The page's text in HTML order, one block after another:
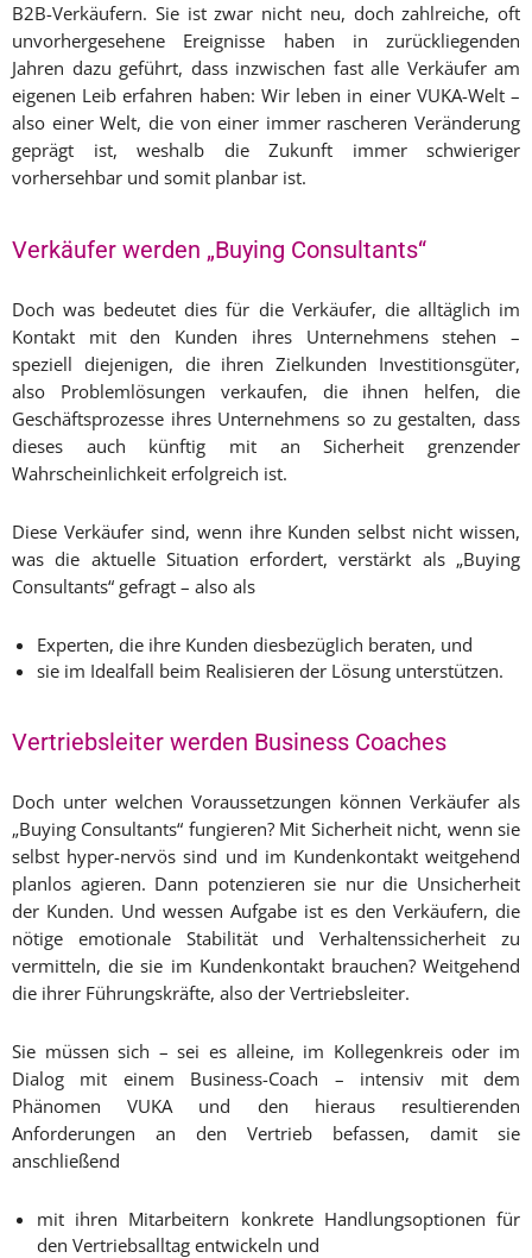
B2B-Verkäufern. Sie ist zwar nicht neu, doch zahlreiche, oft
unvorhergesehene Ereignisse haben in zurückliegenden
Jahren dazu geführt, dass inzwischen fast alle Verkäufer am
eigenen Leib erfahren haben: Wir leben in einer VUKA-Welt –
also einer Welt, die von einer immer rascheren Veränderung
geprägt ist, weshalb die Zukunft immer schwieriger
vorhersehbar und somit planbar ist.
Verkäufer werden „Buying Consultants“
Doch was bedeutet dies für die Verkäufer, die alltäglich im
Kontakt mit den Kunden ihres Unternehmens stehen –
speziell diejenigen, die ihren Zielkunden Investitionsgüter,
also Problemlösungen verkaufen, die ihnen helfen, die
Geschäftsprozesse ihres Unternehmens so zu gestalten, dass
dieses auch künftig mit an Sicherheit grenzender
Wahrscheinlichkeit erfolgreich ist.
Diese Verkäufer sind, wenn ihre Kunden selbst nicht wissen,
was die aktuelle Situation erfordert, verstärkt als „Buying
Consultants“ gefragt – also als
Experten, die ihre Kunden diesbezüglich beraten, und
sie im Idealfall beim Realisieren der Lösung unterstützen.
Vertriebsleiter werden Business Coaches
Doch unter welchen Voraussetzungen können Verkäufer als
„Buying Consultants“ fungieren? Mit Sicherheit nicht, wenn sie
selbst hyper-nervös sind und im Kundenkontakt weitgehend
planlos agieren. Dann potenzieren sie nur die Unsicherheit
der Kunden. Und wessen Aufgabe ist es den Verkäufern, die
nötige emotionale Stabilität und Verhaltenssicherheit zu
vermitteln, die sie im Kundenkontakt brauchen? Weitgehend
die ihrer Führungskräfte, also der Vertriebsleiter.
Sie müssen sich – sei es alleine, im Kollegenkreis oder im
Dialog mit einem Business-Coach – intensiv mit dem
Phänomen VUKA und den hieraus resultierenden
Anforderungen an den Vertrieb befassen, damit sie
anschließend
mit ihren Mitarbeitern konkrete Handlungsoptionen für
den Vertriebsalltag entwickeln und